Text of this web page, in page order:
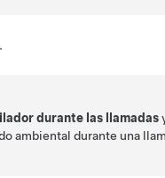
durante las llamadas
ambiental durante una